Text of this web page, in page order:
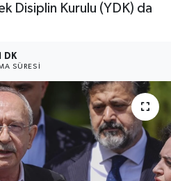
Disiplin Kurulu (YDK) da
DK
SÜRESI